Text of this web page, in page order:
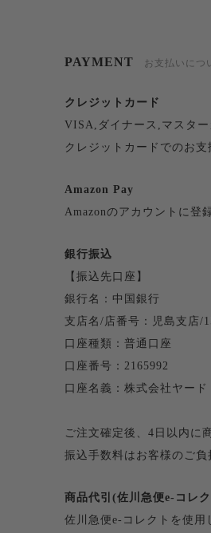
PAYMENT お支払いにつ
クレジットカード
VISA,ダイナース,マスター
クレジットカードでのお
Amazon Pay
Amazonのアカウントに登
銀行振込
【振込先口座】
銀行名：中国銀行
支店名/店番号：児島支店/
口座種類：普通口座
口座番号：2165992
口座名義：株式会社ヤード
ご注文確定後、4日以内に
振込手数料はお客様のご負
商品代引(佐川急便e-コレ
佐川急便e-コレクトを使用